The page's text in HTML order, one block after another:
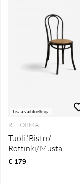
Lisää vaihtoehtoja
REFORMA
Tuoli 'Bistro' -
Rottinki/Musta
€ 179